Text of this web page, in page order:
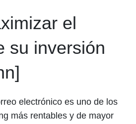
el
su inversión
electrónico es uno de los
más rentables y de mayor